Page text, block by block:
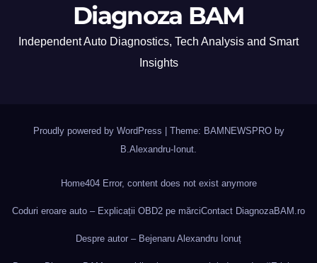
Diagnoza BAM
Independent Auto Diagnostics, Tech Analysis and Smart
Insights
Proudly powered by WordPress
Theme: BAMNEWSPRO by
B.Alexandru-Ionut.
Home404 Error, content does not exist anymore
Coduri eroare auto – Explicații OBD2 pe mărciContact DiagnozaBAM.ro
Despre autor – Bejenaru Alexandru Ionuț